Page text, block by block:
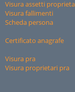
Visura assetti
Visura fallimenti
Scheda persona
Certificato anagrafe
Visura pra
Visura proprietari pra